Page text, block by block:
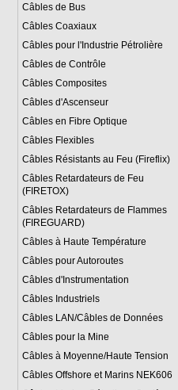
Câbles de Bus
Câbles Coaxiaux
Câbles pour l'Industrie Pétrolière
Câbles de Contrôle
Câbles Composites
Câbles d'Ascenseur
Câbles en Fibre Optique
Câbles Flexibles
Câbles Résistants au Feu (Fireflix)
Câbles Retardateurs de Feu
(FIRETOX)
Câbles Retardateurs de Flammes
(FIREGUARD)
Câbles à Haute Température
Câbles pour Autoroutes
Câbles d'Instrumentation
Câbles Industriels
Câbles LAN/Câbles de Données
Câbles pour la Mine
Câbles à Moyenne/Haute Tension
Câbles Offshore et Marins NEK606